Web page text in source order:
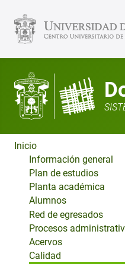
Inicio
Información general
Plan de estudios
Planta académica
Alumnos
Red de egresados
Procesos
Acervos
Calidad